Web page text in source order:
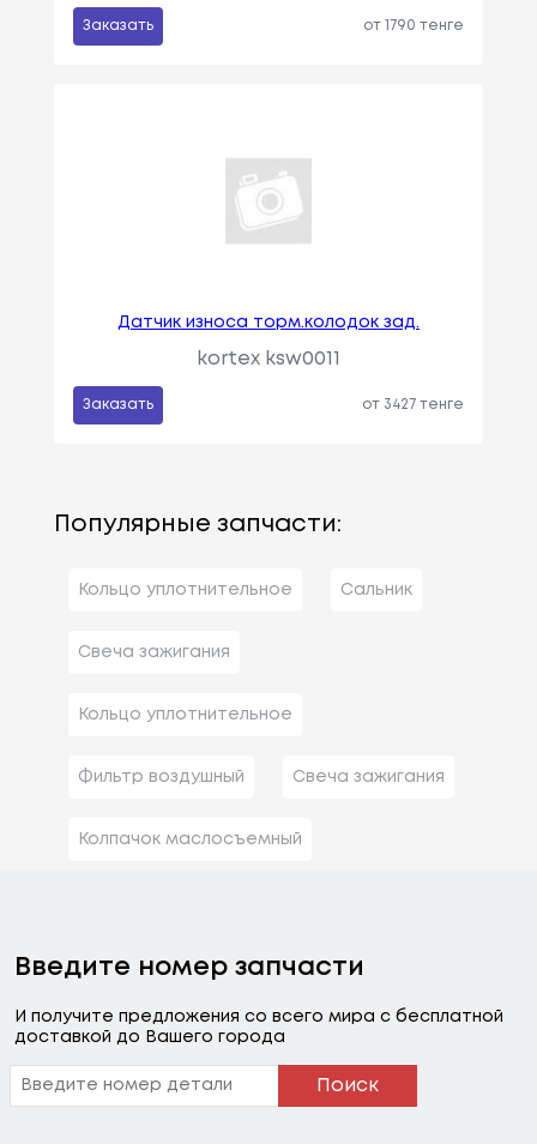
Заказать от 1790 тенге
Датчик износа торм.колодок зад.
kortex ksw0011
Заказать от 3427 тенге
Популярные запчасти:
Кольцо уплотнительное Сальник
Свеча зажигания
Кольцо уплотнительное
Фильтр воздушный Свеча зажигания
Колпачок маслосъемный
Введите номер запчасти
И получите предложения со всего мира с бесплатной
доставкой до Вашего города
Поиск